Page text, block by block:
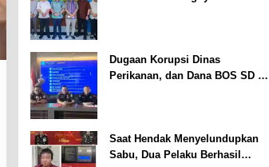
Dugaan Korupsi Dinas
Perikanan, dan Dana BOS SD –
Saat Hendak Menyelundupkan
Sabu, Dua Pelaku Berhasil